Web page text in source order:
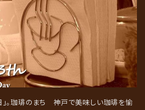
。珈琲のまち 神戸で美味しい珈琲を愉